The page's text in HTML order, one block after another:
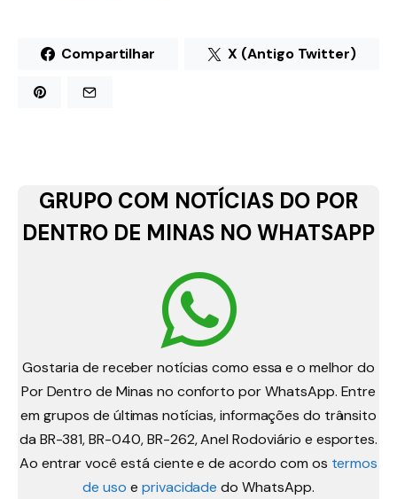
Compartilhar X (Antigo Twitter)
GRUPO COM NOTÍCIAS DO POR
DENTRO DE MINAS NO WHATSAPP
Gostaria de receber notícias como essa e o melhor do
Por Dentro de Minas no conforto por WhatsApp. Entre
em grupos de últimas notícias, informações do trânsito
da BR-381, BR-040, BR-262, Anel Rodoviário e esportes.
Ao entrar você está ciente e de acordo com os termos
de uso e privacidade do WhatsApp.